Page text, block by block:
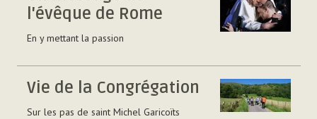
l'évêque de Rome
En y mettant la passion
Vie de la Congrégation
Sur les pas de saint Michel Garicoïts